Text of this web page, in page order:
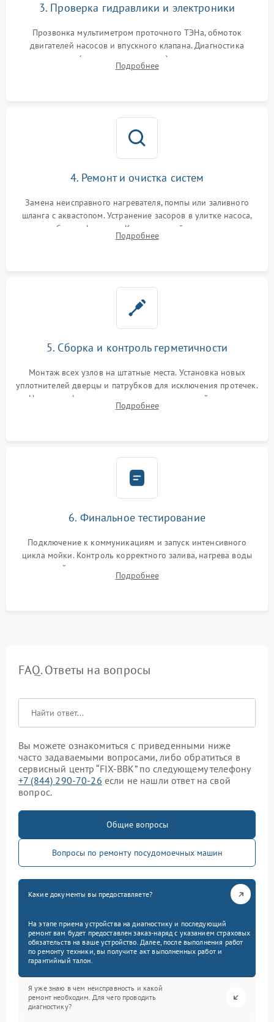
3. Проверка гидравлики и электроники
Прозвонка мультиметром проточного ТЭНа, обмоток
двигателей насосов и впускного клапана. Диагностика
прессостата (датчика уровня воды), датчика мутности,
концевика дверцы и электронного модуля управления.
Подробнее
4. Ремонт и очистка систем
Замена неисправного нагревателя, помпы или заливного
шланга с аквастопом. Устранение засоров в улитке насоса,
патрубках и фильтрах. Компонентный ремонт платы
управления, восстановление поврежденной проводки.
Подробнее
5. Сборка и контроль герметичности
Монтаж всех узлов на штатные места. Установка новых
уплотнителей дверцы и патрубков для исключения протечек.
Надежная фиксация хомутов гидравлической системы,
сборка корпуса и установка датчика поплавка.
Подробнее
6. Финальное тестирование
Подключение к коммуникациям и запуск интенсивного
цикла мойки. Контроль корректного залива, нагрева воды
до нужной температуры, отсутствия посторонних шумов,
штатного слива и абсолютной сухости в поддоне.
Подробнее
FAQ. Ответы на вопросы
Вы можете ознакомиться с приведенными ниже
часто задаваемыми вопросами, либо обратиться в
сервисный центр “FIX-BBK” по следующему телефону
+7 (844) 290-70-26 если не нашли ответ на свой
вопрос.
Общие вопросы
Вопросы по ремонту посудомоечных машин
Какие документы вы предоставляете?
На этапе приема устройства на диагностику и последующий
ремонт вам будет предоставлен заказ-наряд с указанием страховых
обязательств на ваше устройство. Далее, после выполнения работ
по ремонту техники, вы получите акт выполненных работ и
гарантийный талон.
Я уже знаю в чем неисправность и какой
ремонт необходим. Для чего проводить
диагностику?